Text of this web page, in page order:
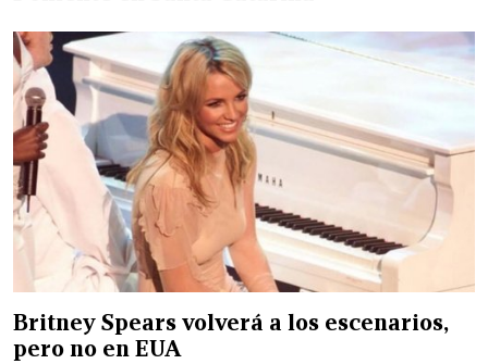
Britney Spears volverá a los escenarios,
pero no en EUA